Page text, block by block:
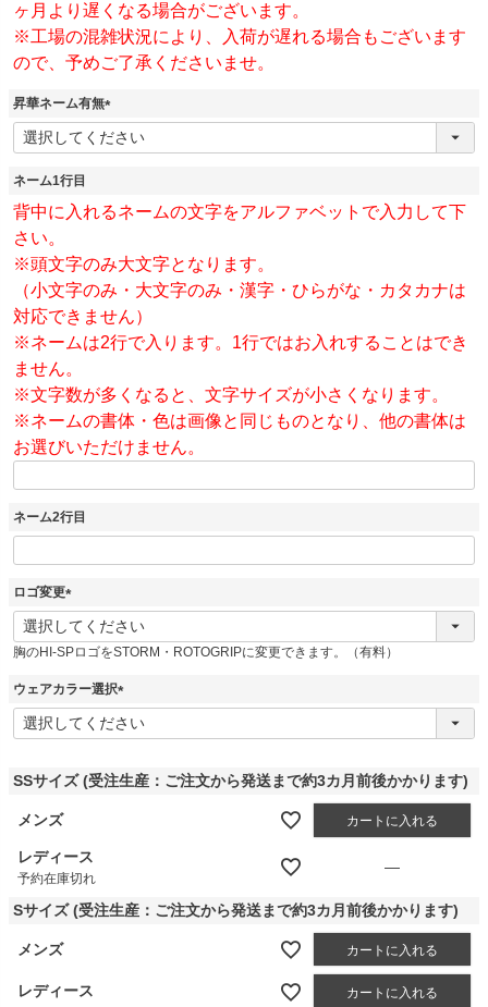
ヶ月より遅くなる場合がございます。
※工場の混雑状況により、入荷が遅れる場合もございます
ので、予めご了承くださいませ。
昇華ネーム有無
(
必
ネーム1行目
背中に入れるネームの文字をアルファベットで入力して下
さい。
※頭文字のみ大文字となります。
（小文字のみ・大文字のみ・漢字・ひらがな・カタカナは
対応できません）
※ネームは2行で入ります。1行ではお入れすることはでき
ません。
※文字数が多くなると、文字サイズが小さくなります。
※ネームの書体・色は画像と同じものとなり、他の書体は
お選びいただけません。
ネーム2行目
ロゴ変更
(
必
須
胸のHI-SPロゴをSTORM・ROTOGRIPに変更できます。（有料）
ウェアカラー選択
(
必
)
SSサイズ (受注生産：ご注文から発送まで約3カ月前後かかります)
メンズ カートに入れる
レディース
予約在庫切れ
—
Sサイズ (受注生産：ご注文から発送まで約3カ月前後かかります)
メンズ カートに入れる
レディース カートに入れる